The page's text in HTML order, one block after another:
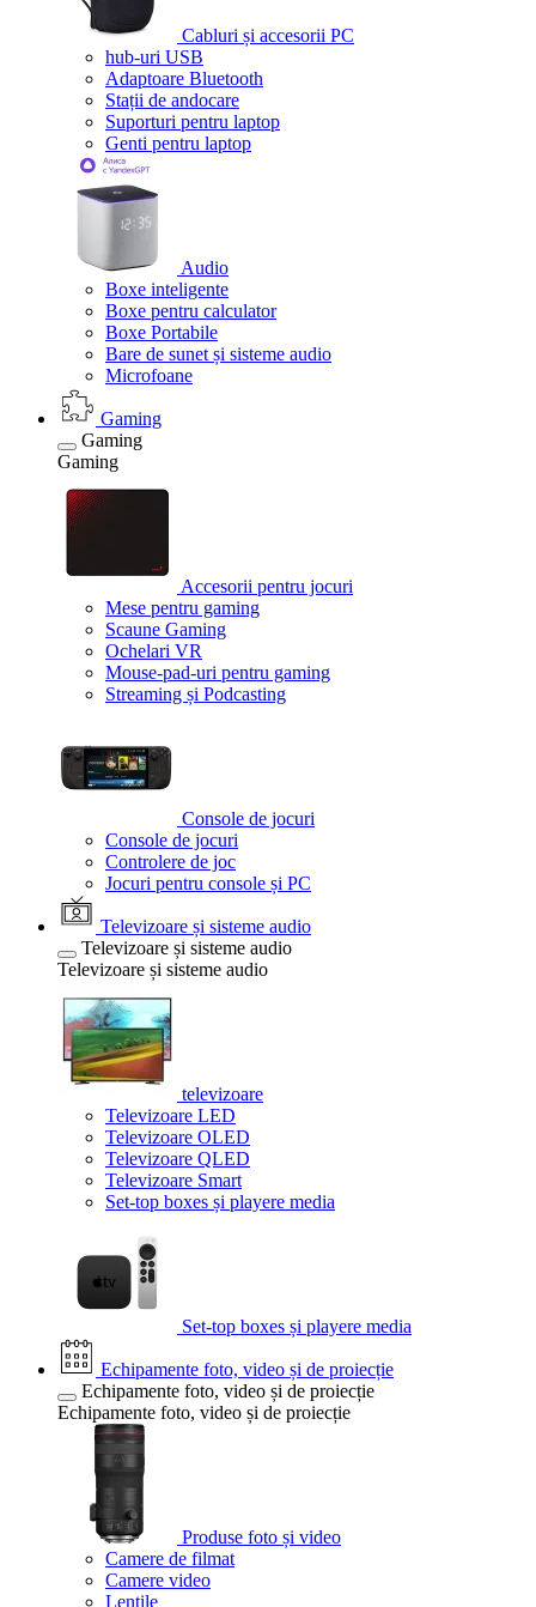
Cabluri și accesorii PC
hub-uri USB
Adaptoare Bluetooth
Stații de andocare
Suporturi pentru laptop
Genti pentru laptop
Audio
Boxe inteligente
Boxe pentru calculator
Boxe Portabile
Bare de sunet și sisteme audio
Microfoane
Gaming
Gaming
Gaming
Accesorii pentru jocuri
Mese pentru gaming
Scaune Gaming
Ochelari VR
Mouse-pad-uri pentru gaming
Streaming și Podcasting
Console de jocuri
Console de jocuri
Controlere de joc
Jocuri pentru console și PC
Televizoare și sisteme audio
Televizoare și sisteme audio
Televizoare și sisteme audio
televizoare
Televizoare LED
Televizoare OLED
Televizoare QLED
Televizoare Smart
Set-top boxes și playere media
Set-top boxes și playere media
Echipamente foto, video și de proiecție
Echipamente foto, video și de proiecție
Echipamente foto, video și de proiecție
Produse foto și video
Camere de filmat
Camere video
Lentile